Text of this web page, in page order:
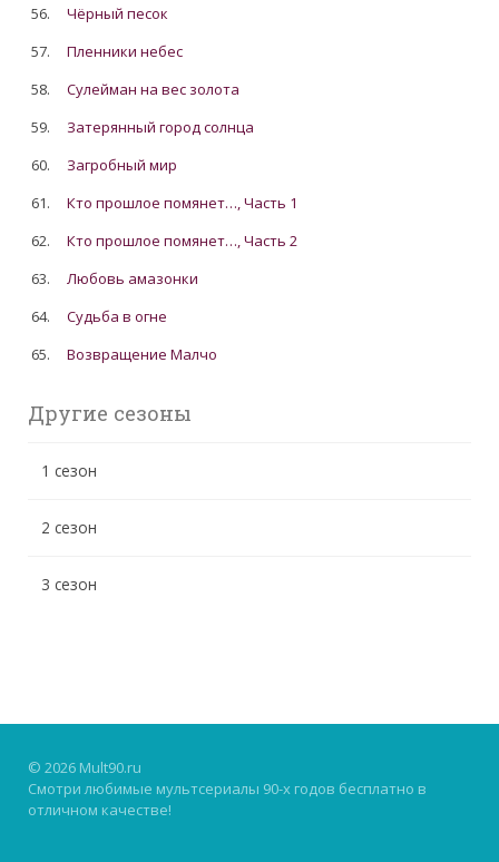
56.
Чёрный песок
57.
Пленники небес
58.
Сулейман на вес золота
59.
Затерянный город солнца
60.
Загробный мир
61.
Кто прошлое помянет…, Часть 1
62.
Кто прошлое помянет…, Часть 2
63.
Любовь амазонки
64.
Судьба в огне
65.
Возвращение Малчо
Другие сезоны
1 сезон
2 сезон
3 сезон
© 2026 Mult90.ru
Смотри любимые мультсериалы 90-х годов бесплатно в
отличном качестве!